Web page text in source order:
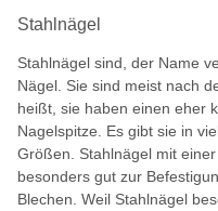
Stahlnägel
Stahlnägel sind, der Name
Nägel. Sie sind meist nach
heißt, sie haben einen eher
Nagelspitze. Es gibt sie in
Größen. Stahlnägel mit
besonders gut zur
Blechen. Weil Stahlnägel